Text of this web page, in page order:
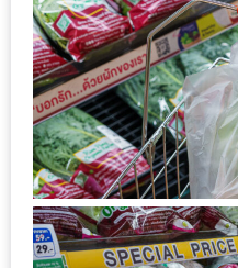
ตัว
ประกาศ
ผล
ผู้
โชค
ดี
กับ
น้า